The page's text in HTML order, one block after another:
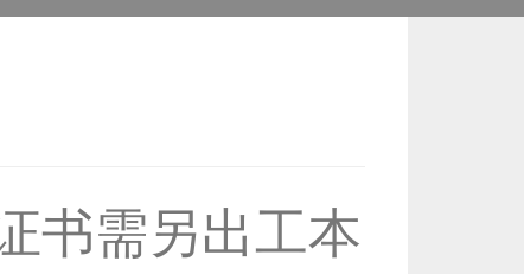
作品已成功备案！
书需另出工本